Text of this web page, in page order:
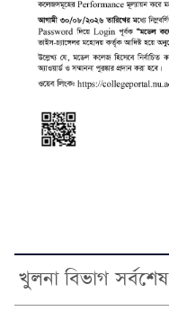
খুলনা বিভাগ সর্বশেষ